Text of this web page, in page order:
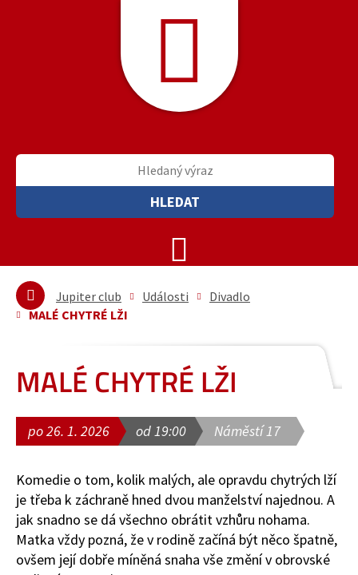
HLEDAT
Jupiter club Události
Divadlo
MALÉ CHYTRÉ LŽI
MALÉ CHYTRÉ LŽI
po 26. 1. 2026 od 19:00 Náměstí 17
Komedie o tom, kolik malých, ale opravdu chytrých lží
je třeba k záchraně hned dvou manželství najednou. A
jak snadno se dá všechno obrátit vzhůru nohama.
Matka vždy pozná, že v rodině začíná být něco špatně,
ovšem její dobře míněná snaha vše změní v obrovské